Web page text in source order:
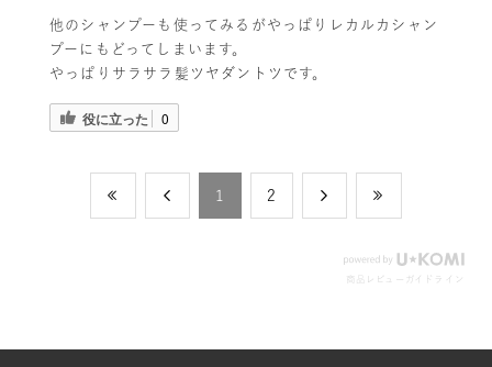
他のシャンプーも使ってみるがやっぱりレカルカシャン
プーにもどってしまいます。
やっぱりサラサラ髪ツヤダントツです。
役に立った 0
​1 ​2
商品レビューガイドライン